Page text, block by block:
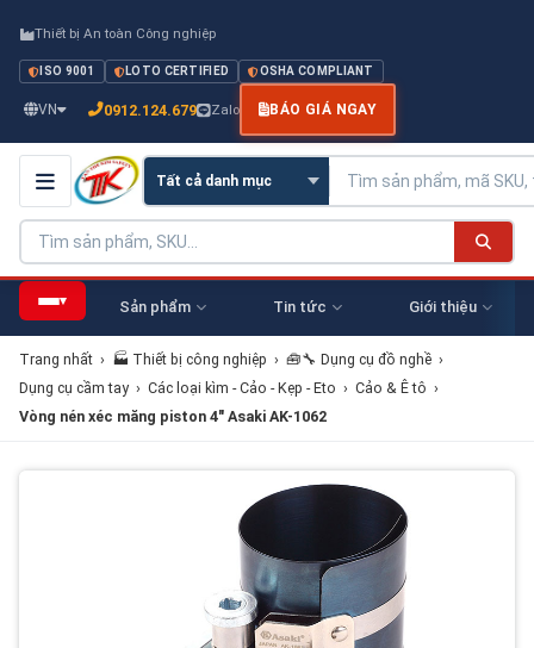
Thiết bị An toàn Công nghiệp
ISO 9001 LOTO CERTIFIED OSHA COMPLIANT
VN 0912.124.679 Zalo BÁO GIÁ NGAY
▾ Sản phẩm Tin tức Giới thiệu
Trang nhất › 🏭 Thiết bị công nghiệp › 🧰🔧 Dụng cụ đồ nghề ›
Dụng cụ cầm tay › Các loại kìm - Cảo - Kẹp - Eto › Cảo & Ê tô ›
Vòng nén xéc măng piston 4" Asaki AK-1062